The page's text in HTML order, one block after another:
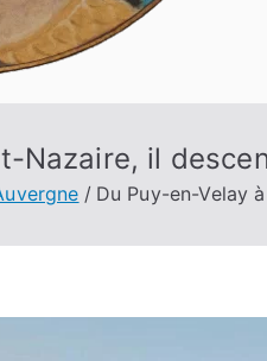
Nazaire, il
Du Puy-en-Velay